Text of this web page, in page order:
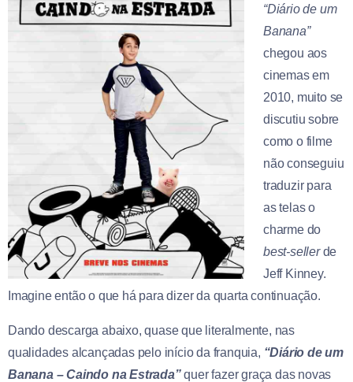
“Diário de um
Banana”
chegou aos
cinemas em
2010, muito se
discutiu sobre
como o filme
não conseguiu
traduzir para
as telas o
charme do
best-sellerde
Jeff Kinney.
Imagine então o que há para dizer da quarta continuação.
Dando descarga abaixo, quase que literalmente, nas
qualidades alcançadas pelo início da franquia, “Diário de um
Banana – Caindo na Estrada” quer fazer graça das novas